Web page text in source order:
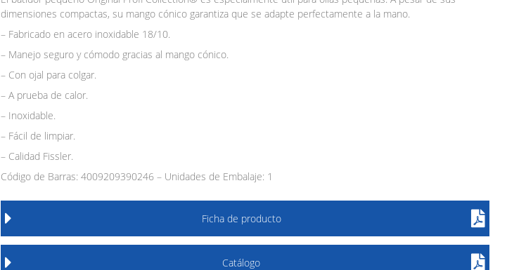
dimensiones compactas, su mango cónico garantiza que se adapte perfectamente a la mano.
– Fabricado en acero inoxidable 18/10.
– Manejo seguro y cómodo gracias al mango cónico.
– Con ojal para colgar.
– A prueba de calor.
– Inoxidable.
– Fácil de limpiar.
– Calidad Fissler.
Código de Barras: 4009209390246 – Unidades de Embalaje: 1
Ficha de producto
Catálogo